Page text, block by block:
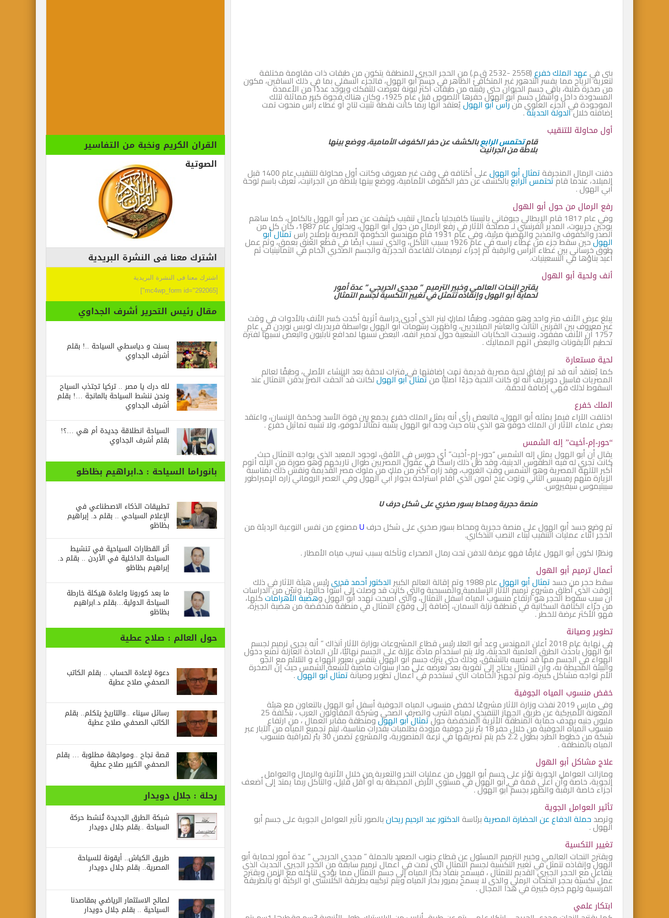
بنى فيعهد الملك خفرع (2558 -2532 ق.م.) من الحجر الجيري للمنطقة يتكون من طبقات ذات مقاومة مختلفة
لتعرية الرياح مما يفسر التدهور غير المتكافئ الظاهر في جسم أبو الهول، فالجزء السفلي بما في ذلك الساقين، مكون
من صخرة صلبة، باقي جسم الحيوان حتى رقبته من طبقات أكثر ليونة تعرضت للتفكك ويوجد عددًا من الأعمدة
المسدودة داخل وأسفل جسم أبو الهول حفرها اللصوص قبل عام 1925، وكان هناك فجوة كبير مماثلة لتلك
الموجودة في الجزء العلوي منرأس أبو الهوليُعتقد أنها ربما كانت نقطة تثبيت لتاج أو غطاء رأس منحوت تمت
إضافته خلالالدولة الحديثة.
أول محاولة للتنقيب
قامتحتمس الرابعبالكشف عن حفر الكفوف الأمامية، ووضع بينها
بلاطة من الجرانيت
دفنت الرمال المنجرفةتمثال أبو الهول على أكتافه في وقت غير معروف وكانت أول محاولة للتنقيب عام 1400 قبل
الميلاد، عندما قامتحتمس الرابعبالكشف عن حفر الكفوف الأمامية، ووضع بينها بلاطة من الجرانيت، تُعرف باسم لوحة
أبي الهول .
رفع الرمال من حول أبو الهول
وفي عام 1817 قام الإيطالي جيوفاني باتيستا كافيجليا بأعمال تنقيب كشفت عن صدر أبو الهول بالكامل، كما ساهم
يوجين جريبوت، المدير الفرنسي لـ مصلحة الآثار في رفع الرمال من حول أبو الهول، وبحلول عام 1887، كان كل من
الصدر والكفوف والمذبح والهضبة مرئية، وفي عام 1931 قام مهندسو الحكومة المصرية بإصلاح رأس تمثال أبو
الهول حين سقط جزء من غطاء رأسه في عام 1926 بسبب التآكل، والذي تسبب أيضًا في قطع العنق بعمق، وتم عمل
طوق خرساني بين غطاء الرأس والرقبة ثم إجراء ترميمات للقاعدة الحجرية والجسم الصخري الخام في الثمانينيات ثم
أعيد بناؤها في التسعينيات.
أنف ولحية أبو الهول
يقترح النحات العالمي وخبير الترميم ” مجدى الحريجي ” عدة أمور
لحماية أبو الهول وإنقاذه تتمثل في تغيير التكسية لجسم التمثال
يبلغ عرض الأنف متر واحد وهو مفقود، وطبقًا لمارك لينر الذي أجرى دراسة أثرية أكدت كسر الأنف بالأدوات في وقت
غير معروف بين القرنين الثالث والعاشر الميلاديين، وأظهرت رسومات أبو الهول بواسطة فريدريك لويس نوردن في عام
1757 أن الأنف مفقود، ونسجت الحكايات الشعبية حول تدمير أنفه، البعض نسبها لمدافع نابليون والبعض نسبها لفترة
تحطيم الأيقونات والبعض اتهم المماليك .
لحية مستعارة
كما يُعتقد أنه قد تم إرفاق لحية مصرية قديمة تمت إضافتها في فترات لاحقة بعد الإنشاء الأصلي، وطبقًا لعالم
المصريات فاسيل دوبريف أنه لو كانت اللحية جزءًا أصليًا منتمثال أبو الهوللكانت قد ألحقت الضرر بذقن التمثال عند
السقوط لذلك فهي إضافة لاحقة.
الملك خفرع
اختلفت الآراء فيما يمثله أبو الهول، فالبعض رأى أنه يمثل الملك خفرع يجمع بين قوة الأسد وحكمة الإنسان، واعتقد
بعض علماء الآثار أن الملك خوفو هو الذي بناه حيث وجه أبو الهول يشبه تمثالًا لخوفو، ولا تشبه تماثيل خفرع .
“حور-إم-أخيت” إله الشمس
يقال أن أبو الهول يمثل إله الشمس “حور-إم-أخيت” أي حورس في الأفق، لوجود المعبد الذي يواجه التمثال حيث
كانت تجري له فيه الطقوس الدينية، وقد ظل ذلك راسخًا في عقول المصريين طوال تاريخهم وهو صورة من الإله أتوم
أكبر الآلهة المصرية وهو الشمس وقت الغروب، وقد زاره أكثر من ملك من ملوك مصر القديمة ونقش ذلك بمناسبة
الزيارة منهم رمسيس الثاني وتوت عنخ آمون الذي أقام استراحة بجوار أبي الهول وفي العصر الروماني زاره الإمبراطور
سيبتيموس سيفيروس.
منصة حجرية ومحاط بسور صخري على شكل حرف U
تم وضع جسد أبو الهول على منصة حجرية ومحاط بسور صخري على شكل حرفUمصنوع من نفس النوعية الرديئة من
الحجر أثناء عمليات التنقيب لبناء النصب التذكاري.
ونظرًا لكون أبو الهول غارقًا فهو عرضة للدفن تحت رمال الصحراء وتآكله بسبب تسرب مياه الأمطار .
أعمال ترميم أبو الهول
سقط حجر من جسد تمثال أبو الهولعام 1988 وتم إقالة العالم الكبير الدكتور أحمد قدريرئيس هيئة الآثار في ذلك
الوقت الذى أطلق مشروع ترميم الآثار الإسلامية والمسيحية والتي كانت قد وصلت إلى أسوأ حالتها، وتبيّن من الدراسات
أن سبب سقوط الحجر هو ارتفاع منسوب المياه أسفل التمثال، والتي أصبحت تهدد أبو الهول وهضبة الأهراماتكلها،
من جرّاء الكثافة السكانية في منطقة نزلة السمان، إضافة إلى وقوع التمثال في منطقة منخفضة من هضبة الجيزة،
فهو الأكثر عرضة للخطر .
تطوير وصيانة
في نهاية عام 2018 أعلن المهندس وعد أبو العلا رئيس قطاع المشروعات بوزارة الآثار آنذاك ” أنه يجرى ترميم لجسم
أبو الهول بأحدث الطرق العلمية الحديثة، ولا يتم استخدام مادة عازلة على الجسم نهائيًا، لأن المادة العازلة تمنع دخول
الهواء في الجسم مما قد تصيبه بالتشقق، وذلك حتى يترك جسم أبو الهول يتنفس بعبور الهواء و التلائم مع الجو
والبيئة المحيطة به، وأن التمثال يحتاج إلى تقوية بعد تعرضه على مدار سنوات ماضية لأشعة الشمس حيث إن الصخرة
الأم تواجه مشاكل كبيرة، وتم تجهيز الخامات التي تستخدم في أعمال تطوير وصيانةتمثال أبو الهول.
خفض منسوب المياه الجوفية
وفى مارس 2019 نفذت وزارة الآثار مشروعًا لخفض منسوب المياه الجوفية أسفل أبو الهول بالتعاون مع هيئة
المعونة الأميركية عن طريق الجهاز التنفيذي لمياه الشرب والصرف الصحي وشركة المقاولون العرب ، بتكلفة 25
مليون جنيه بهدف حماية المنطقة الأثرية المنخفضة حولتمثال أبو الهولومنطقة مقابر العمال ، من ارتفاع
منسوب المياه الجوفية من خلال حفر 18 بئر نزح جوفية مزودة بطلمبات بقدرات مناسبة، ليتم تجميع المياه من الآبار عبر
شبكة من خطوط الطرد بطول 2.2 كم يتم تصريفها في ترعة المنصورية، والمشروع تضمن 30 بئر لمراقبة منسوب
المياه بالمنطقة .
علاج مشاكل أبو الهول
ومازالت العوامل الجوية تؤثر على جسم أبو الهول من عمليات النحر والتعرية من خلال الأتربة والرمال والعوامل
الجوية، خاصة وأن أعلى قمة في أبو الهول في مستوي الأرض المحيطة به أو أقل قليل، والتآكل ربما يمتد إلى أضعف
أجزاء خاصة الرقبة والظهر بجسم أبو الهول .
تأثير العوامل الجوية
وترصد حملة الدفاع عن الحضارة المصريةبرئاسة الدكتور عبد الرحيم ريحانبالصور تأثير العوامل الجوية على جسم أبو
الهول .
تغيير التكسية
ويقترح النحات العالمي وخبير الترميم المسئول عن قطاع جنوب الصعيد بالحملة ” مجدى الحريجي ” عدة أمور لحماية أبو
الهول وإنقاذه تتمثل في تغيير التكسية لجسم التمثال التي تمت في أعمال ترميم سابقة من الحجر الجيري الحديث الذى
يتفاعل مع الحجر الجيري القديم للتمثال ، فيسمح بنفاذ بخار المياه إلى جسم التمثال مما يؤدى لتآكله مع الزمن ويقترح
عمل تكسية بحجر الحتحات الرملي والذى لا يسمح بمرور بخار المياه ويتم تركيبه بطريقة الكلاشنى أو الركبة أو بالطريقة
الفرنسية ولهم خبرة كبيرة في هذا المجال .
ابتكار علمي
القران الكريم ونخبة من التفاسير
الصوتية
اشترك معنا فى النشرة البريدية
اشترك معنا فى النشرة البريدية
[mc4wp_form id="292065"]
مقال رئيس التحرير أشرف الجداوي
بسنت و دياسطي السياحة ..! بقلم
أشرف الجداوي
لله درك يا مصر .. تركيا تجتذب السياح
ونحن ننشط السياحة بالمانجة …! بقلم
أشرف الجداوي
السياحة انطلاقة جديدة أم هي …؟!
بقلم أشرف الجداوي
بانوراما السياحة : د.ابراهيم بظاظو
تطبيقات الذكاء الاصطناعي في
الإعلام السياحي .. بقلم د. إبراهيم
بظاظو
أثر القطارات السياحية في تنشيط
السياحة الداخلية في الأردن .. بقلم د.
إبراهيم بظاظو
ما بعد كورونا واعادة هيكلة خارطة
السياحة الدولية…بقلم د.ابراهيم
بظاظو
حول العالم : صلاح عطية
دعوة لإعادة الحساب .. بقلم الكاتب
الصحفي صلاح عطية
رسائل‭ ‬سيناء‭.. ‬والتاريخ‭ ‬يتكلم.. بقلم
الكاتب الصحفي صلاح عطية
قصة نجاح ..ومواجهة مطلوبة … بقلم
الصحفي الكبير صلاح عطية
رحلة : جلال دويدار
شبكة الطرق الجديدة تُنشط حركة
السياحة ..بقلم جلال دويدار
طريق الكباش.. أيقونة للسياحة
المصرية.. بقلم جلال دويدار
لصالح الاستثمار الرياضي بمقاصدنا
السياحية .. بقلم جلال دويدار